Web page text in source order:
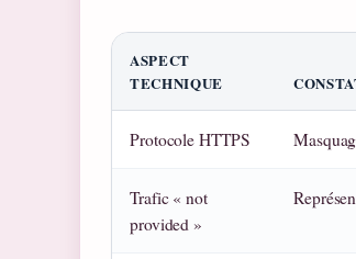
ASPECT
TECHNIQUE
Protocole HTTPS
Trafic « not
provided »